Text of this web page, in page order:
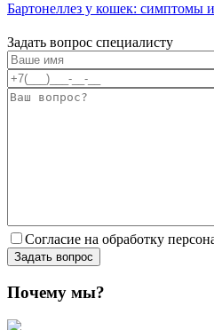
Бартонеллез у кошек: симптомы
Задать вопрос специалисту
Согласие на обработку
Почему мы?